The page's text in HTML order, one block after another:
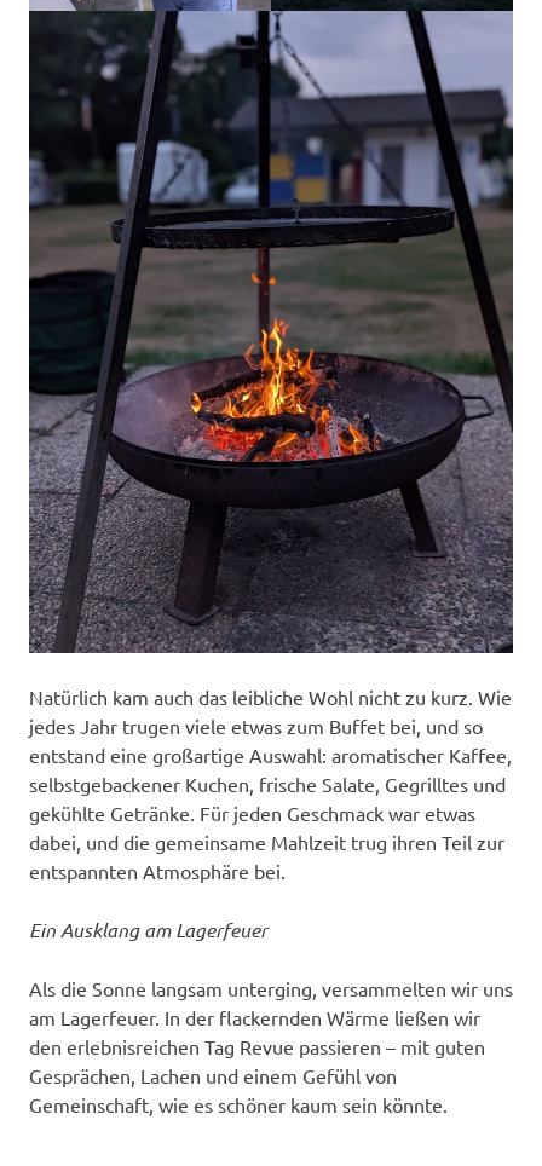
Natürlich kam auch das leibliche Wohl nicht zu kurz. Wie
jedes Jahr trugen viele etwas zum Buffet bei, und so
entstand eine großartige Auswahl: aromatischer Kaffee,
selbstgebackener Kuchen, frische Salate, Gegrilltes und
gekühlte Getränke. Für jeden Geschmack war etwas
dabei, und die gemeinsame Mahlzeit trug ihren Teil zur
entspannten Atmosphäre bei.
Ein Ausklang am Lagerfeuer
Als die Sonne langsam unterging, versammelten wir uns
am Lagerfeuer. In der flackernden Wärme ließen wir
den erlebnisreichen Tag Revue passieren – mit guten
Gesprächen, Lachen und einem Gefühl von
Gemeinschaft, wie es schöner kaum sein könnte.